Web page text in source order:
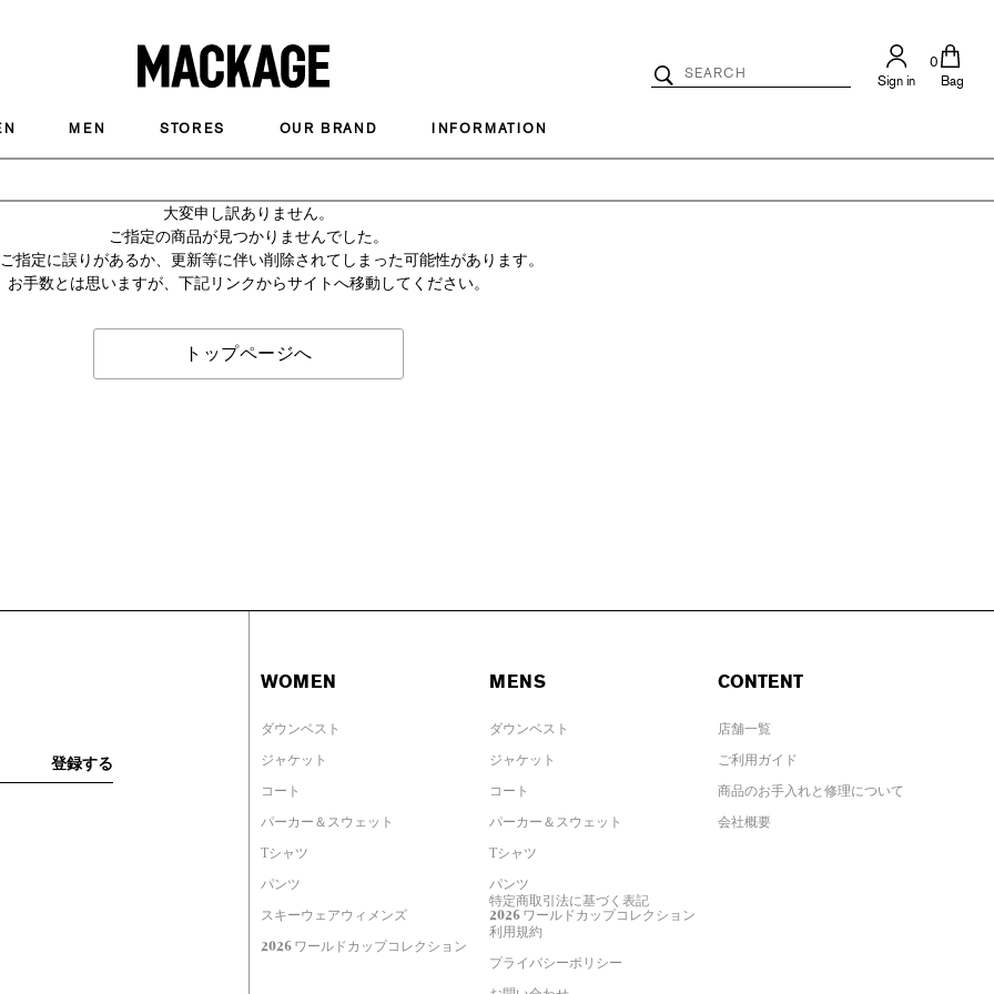
MACKAGE
Bag
0
Sign in
Search
Catalog
MEN STORES OUR BRAND INFORMATION
大変申し訳ありません。
ご指定の商品が見つかりませんでした。
指定に誤りがあるか、更新等に伴い削除されてしまった可能性があります。
お手数とは思いますが、下記リンクからサイトへ移動してください。
トップページへ
WOMEN
ダウンベスト
ジャケット
コート
パーカー＆スウェット
Tシャツ
パンツ
スキーウェアウィメンズ
2026 ワールドカップコレクション
MENS
ダウンベスト
ジャケット
コート
パーカー＆スウェット
Tシャツ
パンツ
2026 ワールドカップコレクション
CONTENT
店舗一覧
ご利用ガイド
商品のお手入れと修理について
会社概要
特定商取引法に基づく表記
利用規約
プライバシーポリシー